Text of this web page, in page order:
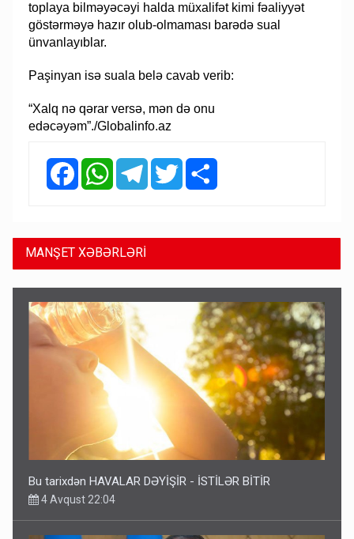
toplaya bilməyəcəyi halda müxalifət kimi fəaliyyət
göstərməyə hazır olub-olmaması barədə sual
ünvanlayıblar.
Paşinyan isə suala belə cavab verib:
“Xalq nə qərar versə, mən də onu
edəcəyəm”./Globalinfo.az
FacebookWhatsAppTelegramTwitter
MANŞET XƏBƏRLƏRİ
Bu tarixdən HAVALAR DƏYİŞİR - İSTİLƏR BİTİR
4 Avqust 22:04